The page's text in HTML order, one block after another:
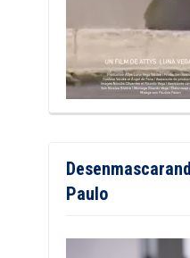
Paulo